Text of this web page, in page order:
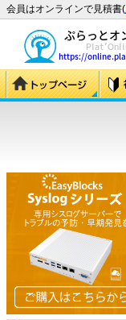
会員はオンラインで見積書(